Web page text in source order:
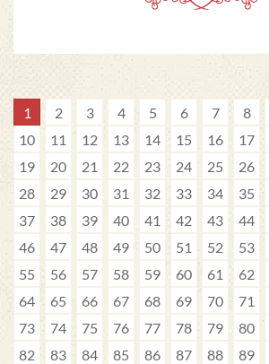
1 2 3 4 5 6 7 8
10
11 12 13 14 15 16 17
19
20 21 22 23 24 25 26
28
29 30 31 32 33 34 35
37
38 39 40 41 42 43 44
46
47 48 49 50 51 52 53
55
56 57 58 59 60 61 62
64
65 66 67 68 69 70 71
73
74 75 76 77 78 79 80
82
83 84 85 86 87 88 89